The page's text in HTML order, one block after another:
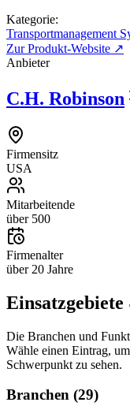
Kategorie:
Transportmanagement
Zur Produkt-Website ↗
Anbieter
C.H. Robinson
Firmensitz
USA
Mitarbeitende
über 500
Firmenalter
über 20 Jahre
Die Branchen und
Wähle einen Eintrag,
Schwerpunkt zu sehen.
Branchen (29)